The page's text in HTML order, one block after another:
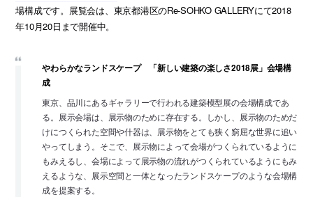
場構成です。展覧会は、東京都港区のRe-SOHKO GALLERYにて2018
年10月20日まで開催中。
やわらかなランドスケープ 「新しい建築の楽しさ2018展」会場構
成
東京、品川にあるギャラリーで行われる建築模型展の会場構成であ
る。展示会場は、展示物のために存在する。しかし、展示物のためだ
けにつくられた空間や什器は、展示物をとても狭く窮屈な世界に追い
やってしまう。そこで、展示物によって会場がつくられているように
もみえるし、会場によって展示物の流れがつくられているようにもみ
えるような、展示空間と一体となったランドスケープのような会場構
成を提案する。